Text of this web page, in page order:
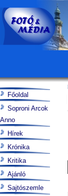
Főoldal
Soproni Arcok
Anno
Hírek
Krónika
Kritika
Ajánló
Sajtószemle